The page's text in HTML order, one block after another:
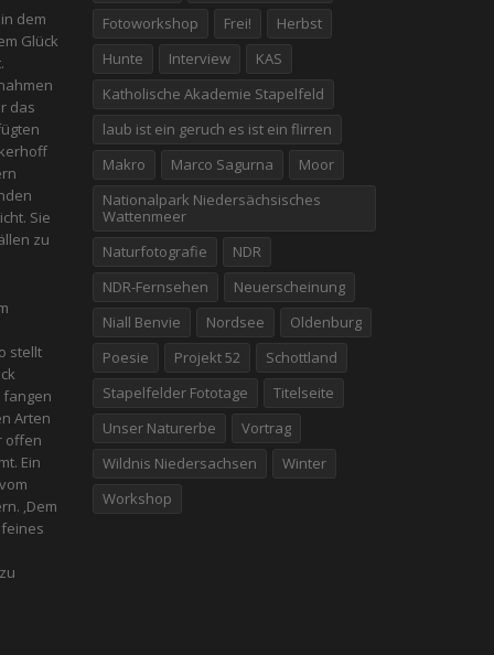
dem
Glück
das
Sie
zu
stellt
fangen
Arten
offen
Ein
‚Dem
feines
Fotoworkshop
Frei!
Herbst
Hunte
Interview
KAS
Katholische Akademie Stapelfeld
laub ist ein geruch es ist ein flirren
Makro
Marco Sagurna
Moor
Nationalpark Niedersächsisches
Wattenmeer
Naturfotografie
NDR
NDR-Fernsehen
Neuerscheinung
Niall Benvie
Nordsee
Oldenburg
Poesie
Projekt 52
Schottland
Stapelfelder Fototage
Titelseite
Unser Naturerbe
Vortrag
Wildnis Niedersachsen
Winter
Workshop